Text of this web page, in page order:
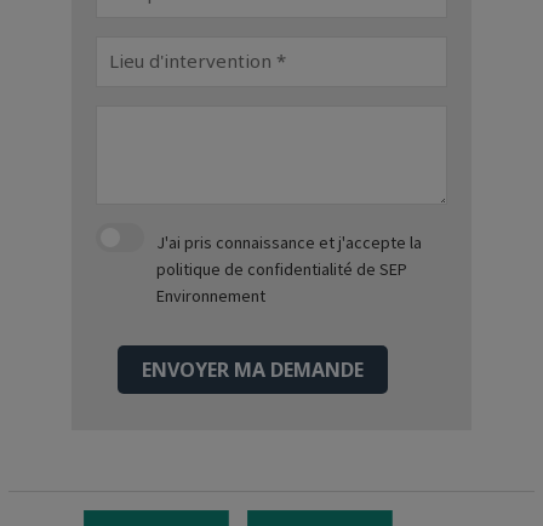
J'ai pris connaissance et j'accepte la
politique de confidentialité de SEP
Environnement
ENVOYER MA DEMANDE